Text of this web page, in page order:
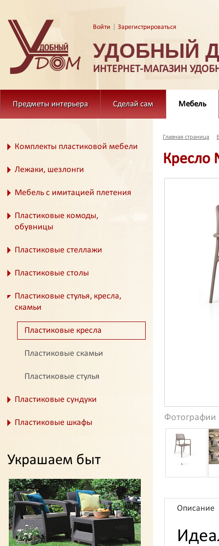
Войти Зарегистрироваться
УДОБНЫЙ
ИНТЕРНЕТ-МАГАЗИН
Предметы интерьера Сделай сам Мебель
Комплекты пластиковой мебели
Лежаки, шезлонги
Мебель с имитацией плетения
Пластиковые комоды,
обувницы
Пластиковые стеллажи
Пластиковые столы
Пластиковые стулья, кресла,
скамьи
Пластиковые кресла
Пластиковые скамьи
Пластиковые стулья
Пластиковые сундуки
Пластиковые шкафы
Украшаем быт
Главная страница
Кресло
Фотографии
Описание